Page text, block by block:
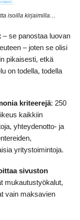
isoilla kirjaimilla…
– se panostaa luovan
– joten se olisi
pikaisesti, etkä
on todella, todella
kriteerejä: 250
kaikkiin
yhteydenotto- ja
yritystoimintoja.
sivuston
mukautustyökalut,
vain maksavien